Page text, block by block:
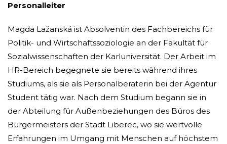
Personalleiter
Magda Lažanská ist Absolventin des Fachbereichs für
Politik- und Wirtschaftssoziologie an der Fakultät für
Sozialwissenschaften der Karluniversität. Der Arbeit im
HR-Bereich begegnete sie bereits während ihres
Studiums, als sie als Personalberaterin bei der Agentur
Student tätig war. Nach dem Studium begann sie in
der Abteilung für Außenbeziehungen des Büros des
Bürgermeisters der Stadt Liberec, wo sie wertvolle
Erfahrungen im Umgang mit Menschen auf höchstem